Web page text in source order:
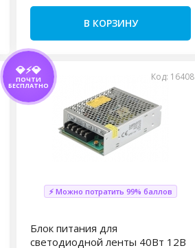
В КОРЗИНУ
💎⚡💎
ПОЧТИ
БЕСПЛАТНО
Код: 16408
⚡ Можно потратить 99% баллов
Блок питания для
светодиодной ленты 40Вт 12В